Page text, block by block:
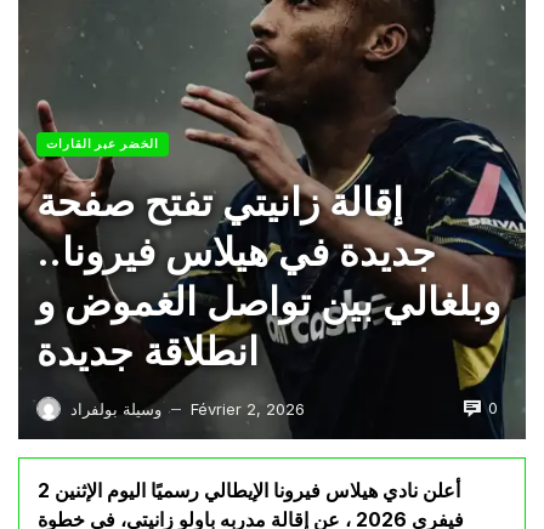
الخضر عبر القارات
إقالة زانيتي تفتح صفحة
جديدة في هيلاس فيرونا..
وبلغالي بين تواصل الغموض و
انطلاقة جديدة
وسيلة بولفراد — Février 2, 2026 0
أعلن نادي هيلاس فيرونا الإيطالي رسميًا اليوم الإثنين 2
فيفري 2026 ، عن إقالة مدربه باولو زانيتي، في خطوة